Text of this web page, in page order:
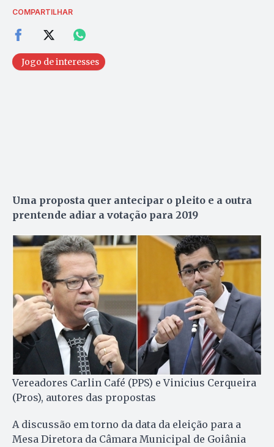
COMPARTILHAR
Jogo de interesses
Uma proposta quer antecipar o pleito e a outra
prentende adiar a votação para 2019
Vereadores Carlin Café (PPS) e Vinicius Cerqueira
(Pros), autores das propostas
A discussão em torno da data da eleição para a
Mesa Diretora da Câmara Municipal de Goiânia